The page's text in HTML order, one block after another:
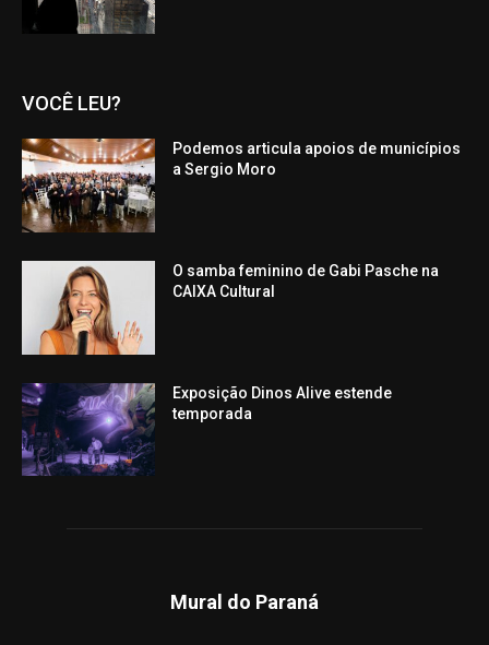
VOCÊ LEU?
Podemos articula apoios de municípios
a Sergio Moro
O samba feminino de Gabi Pasche na
CAIXA Cultural
Exposição Dinos Alive estende
temporada
Mural do Paraná